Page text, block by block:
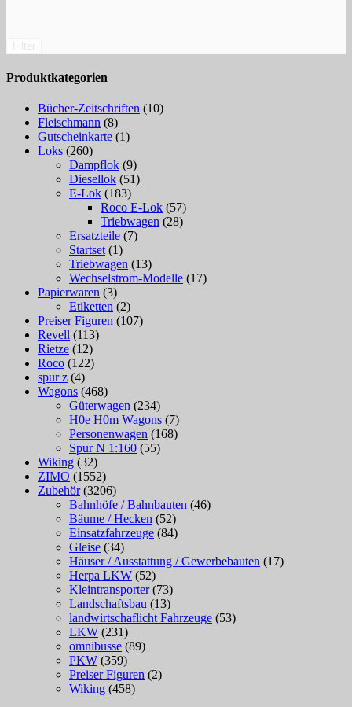
Produktkategorien
Bücher-Zeitschriften (10)
Fleischmann (8)
Gutscheinkarte (1)
Loks (260)
Dampflok (9)
Diesellok (51)
E-Lok (183)
Roco E-Lok (57)
Triebwagen (28)
Ersatzteile (7)
Startset (1)
Triebwagen (13)
Wechselstrom-Modelle (17)
Papierwaren (3)
Etiketten (2)
Preiser Figuren (107)
Revell (113)
Rietze (12)
Roco (122)
spur z (4)
Wagons (468)
Güterwagen (234)
H0e H0m Wagons (7)
Personenwagen (168)
Spur N 1:160 (55)
Wiking (32)
ZIMO (1552)
Zubehör (3206)
Bahnhöfe / Bahnbauten (46)
Bäume / Hecken (52)
Einsatzfahrzeuge (84)
Gleise (34)
Häuser / Ausstattung / Gewerbebauten (17)
Herpa LKW (52)
Kleintransporter (73)
Landschaftsbau (13)
landwirtschaflicht Fahrzeuge (53)
LKW (231)
omnibusse (89)
PKW (359)
Preiser Figuren (2)
Wiking (458)